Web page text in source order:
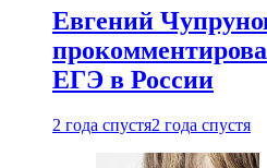
Евгений
ЕГЭ в России
2 года спустя2 года спустя